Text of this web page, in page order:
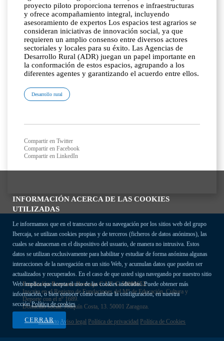
INFORMACIÓN ACERCA DE LAS COOKIES
UTILIZADAS
Le informamos que en el transcurso de su navegación por los sitios web del grupo
Ibercaja, se utilizan cookies propias y de terceros (ficheros de datos anónimos), las
cuales se almacenan en el dispositivo del usuario, de manera no intrusiva. Estos
datos se utilizan exclusivamente para habilitar y estudiar de forma anónima algunas
interacciones de la navegación en un sitio Web, y acumulan datos que pueden ser
actualizados y recuperados. En el caso de que usted siga navegando por nuestro sitio
Web implica que acepta el uso de las cookies indicadas. Puede obtener más
información, o bien conocer cómo cambiar la configuración, en nuestra
secciónPolítica de cookies
CERRAR
proyecto piloto proporciona terrenos e infraestructuras
y ofrece acompañamiento integral, incluyendo
asesoramiento de expertos Los espacios test agrarios se
consideran iniciativas de innovación social, ya que
requieren un amplio consenso entre diversos actores
sectoriales y locales para su éxito. Las Agencias de
Desarrollo Rural (ADR) juegan un papel importante en
la conformación de estos espacios, agrupando a los
diferentes agentes y garantizando el acuerdo entre ellos.
Desarrollo rural
Compartir en Twitter
Compartir en Facebook
Compartir en LinkedIn
Fundación Bancaria Ibercaja C.I.F. G-50000652.
Inscrita en el Registro de Fundaciones del Mº de Educación, Cultura y
Deporte con el nº 1689.
Domicilio social: Joaquín Costa, 13. 50001 Zaragoza.
ContactoAviso legal Política de privacidad Política de Cookies